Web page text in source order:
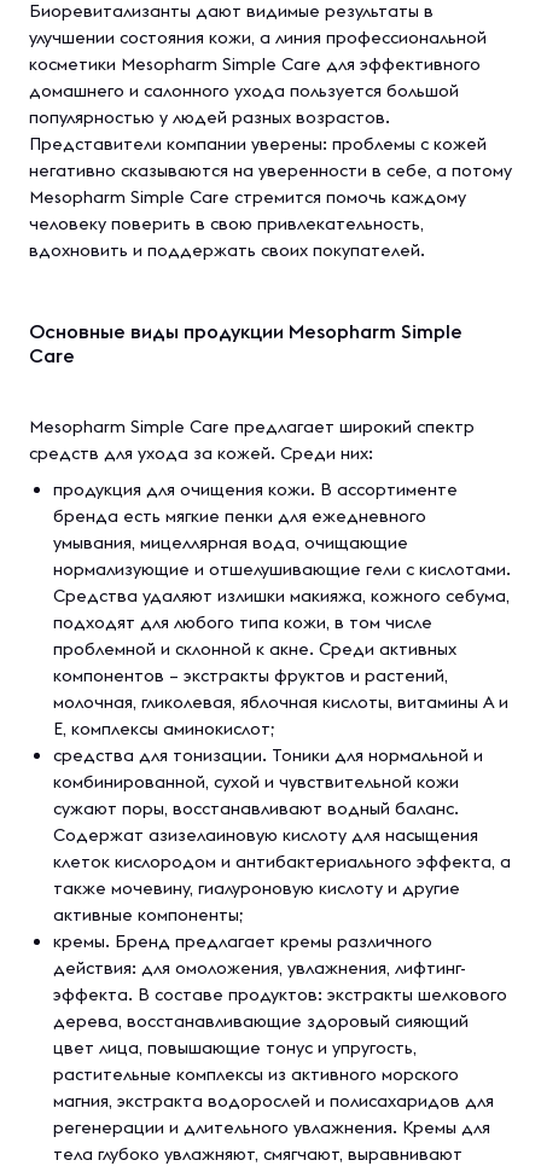
Биоревитализанты дают видимые результаты в
улучшении состояния кожи, а линия профессиональной
косметики Mesopharm Simple Care для эффективного
домашнего и салонного ухода пользуется большой
популярностью у людей разных возрастов.
Представители компании уверены: проблемы с кожей
негативно сказываются на уверенности в себе, а потому
Mesopharm Simple Care стремится помочь каждому
человеку поверить в свою привлекательность,
вдохновить и поддержать своих покупателей.
Основные виды продукции Mesopharm Simple
Care
Mesopharm Simple Care предлагает широкий спектр
средств для ухода за кожей. Среди них:
продукция для очищения кожи. В ассортименте
бренда есть мягкие пенки для ежедневного
умывания, мицеллярная вода, очищающие
нормализующие и отшелушивающие гели с кислотами.
Средства удаляют излишки макияжа, кожного себума,
подходят для любого типа кожи, в том числе
проблемной и склонной к акне. Среди активных
компонентов – экстракты фруктов и растений,
молочная, гликолевая, яблочная кислоты, витамины А и
Е, комплексы аминокислот;
средства для тонизации. Тоники для нормальной и
комбинированной, сухой и чувствительной кожи
сужают поры, восстанавливают водный баланс.
Содержат азизелаиновую кислоту для насыщения
клеток кислородом и антибактериального эффекта, а
также мочевину, гиалуроновую кислоту и другие
активные компоненты;
кремы. Бренд предлагает кремы различного
действия: для омоложения, увлажнения, лифтинг-
эффекта. В составе продуктов: экстракты шелкового
дерева, восстанавливающие здоровый сияющий
цвет лица, повышающие тонус и упругость,
растительные комплексы из активного морского
магния, экстракта водорослей и полисахаридов для
регенерации и длительного увлажнения. Кремы для
тела глубоко увлажняют, смягчают, выравнивают